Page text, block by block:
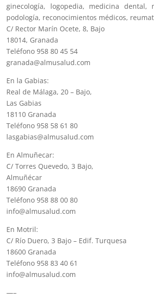
ginecología, logopedia, medicina dental,
podología, reconocimientos médicos,
C/ Rector Marín Ocete, 8, Bajo
18014, Granada
Teléfono 958 80 45 54
granada@almusalud.com
En la Gabias:
Real de Málaga, 20 – Bajo,
Las Gabias
18110 Granada
Teléfono 958 58 61 80
lasgabias@almusalud.com
En Almuñecar:
C/ Torres Quevedo, 3 Bajo,
Almuñécar
18690 Granada
Teléfono 958 88 00 80
info@almusalud.com
En Motril:
C/ Río Duero, 3 Bajo – Edif. Turquesa
18600 Granada
Teléfono 958 83 40 61
info@almusalud.com
—–